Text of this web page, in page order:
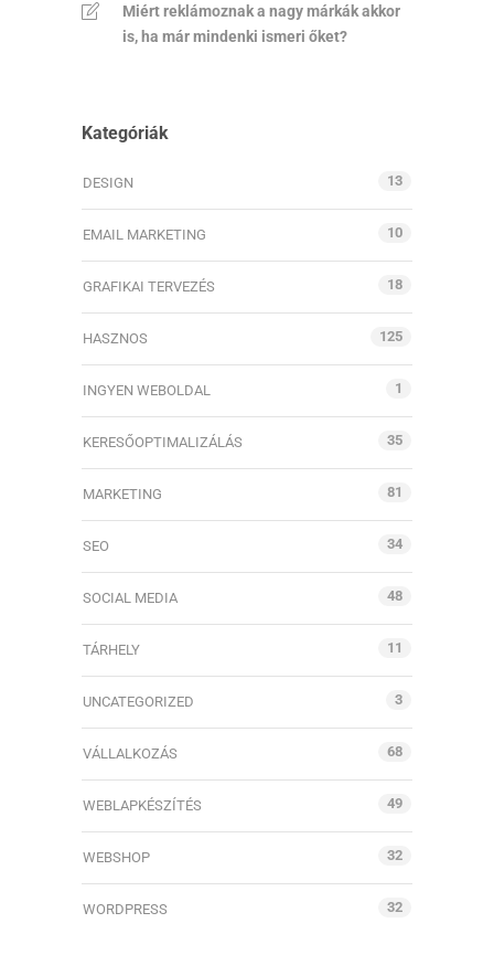
Miért reklámoznak a nagy márkák akkor
is, ha már mindenki ismeri őket?
Kategóriák
DESIGN 13
EMAIL MARKETING 10
GRAFIKAI TERVEZÉS 18
HASZNOS 125
INGYEN WEBOLDAL 1
KERESŐOPTIMALIZÁLÁS 35
MARKETING 81
SEO 34
SOCIAL MEDIA 48
TÁRHELY 11
UNCATEGORIZED 3
VÁLLALKOZÁS 68
WEBLAPKÉSZÍTÉS 49
WEBSHOP 32
WORDPRESS 32